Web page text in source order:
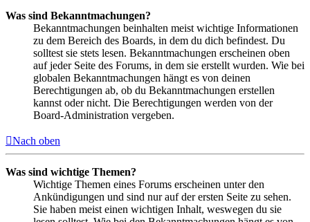
Was sind Bekanntmachungen?
Bekanntmachungen beinhalten meist wichtige Informationen
zu dem Bereich des Boards, in dem du dich befindest. Du
solltest sie stets lesen. Bekanntmachungen erscheinen oben
auf jeder Seite des Forums, in dem sie erstellt wurden. Wie bei
globalen Bekanntmachungen hängt es von deinen
Berechtigungen ab, ob du Bekanntmachungen erstellen
kannst oder nicht. Die Berechtigungen werden von der
Board-Administration vergeben.
Nach oben
Was sind wichtige Themen?
Wichtige Themen eines Forums erscheinen unter den
Ankündigungen und sind nur auf der ersten Seite zu sehen.
Sie haben meist einen wichtigen Inhalt, weswegen du sie